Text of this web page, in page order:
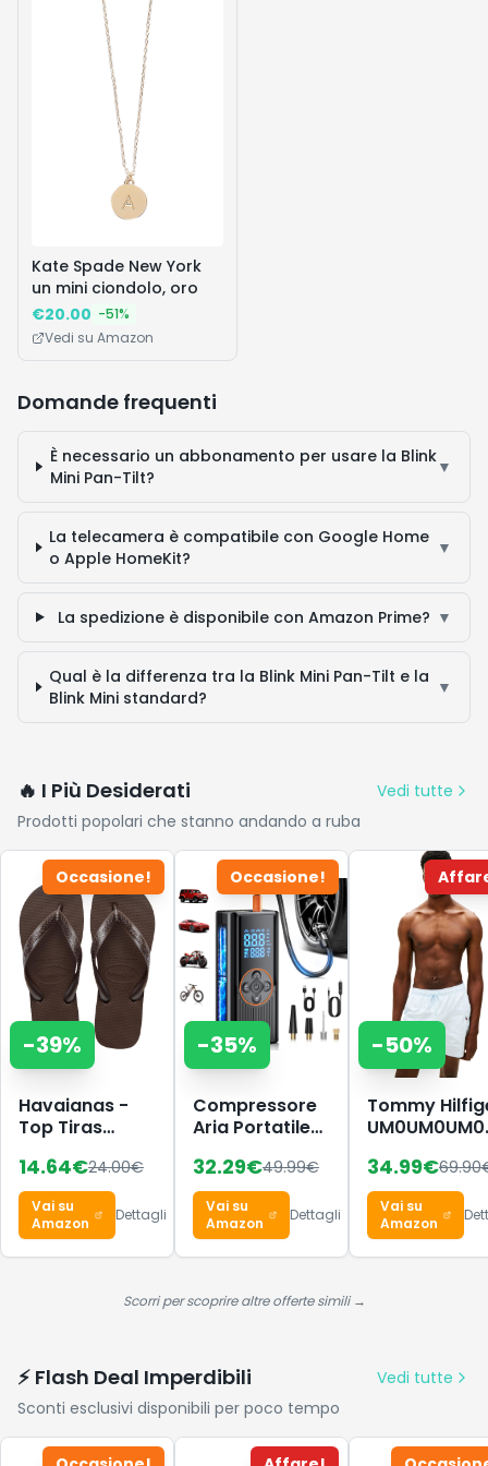
Bambini da 10 Anni in su
Kate Spade New York
un mini ciondolo, oro
€20.00 -51%
Vedi su Amazon
Domande frequenti
È necessario un abbonamento per usare la Blink
Mini Pan-Tilt?
▼
La telecamera è compatibile con Google Home
o Apple HomeKit?
▼
La spedizione è disponibile con Amazon Prime? ▼
Qual è la differenza tra la Blink Mini Pan-Tilt e la
Blink Mini standard?
▼
🔥 I Più Desiderati
Vedi tutte
Prodotti popolari che stanno andando a ruba
Occasione!
-39%
Havaianas -
Top Tiras
Infradito
14.64€24.00€
Vai su
Amazon
Dettagli
Occasione!
-35%
Compressore
Aria Portatile
8000mAh,
150PSI Pompa
per Bicicletta a
Doppia
Alimentazione
Digitale e Luce
Spegnimento
Automatico
per Auto, Moto,
Bici, Palloni
32.29€49.99€
Vai su
Amazon
Dettagli
-50%
Tommy
Bagno da
Uomo, Taglia
M, con
Coulisse e
Tasca con
34.99€69.90
Vai su
Amazon
Scorri per scoprire altre offerte simili →
⚡ Flash Deal Imperdibili
Vedi tutte
Sconti esclusivi disponibili per poco tempo